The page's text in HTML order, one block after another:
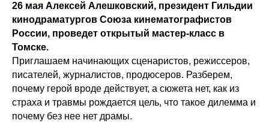
26 мая Алексей Алешковский, президент Гильдии
кинодраматургов Союза кинематографистов
России, проведет открытый мастер-класс в
Томске.
Приглашаем начинающих сценаристов, режиссеров,
писателей, журналистов, продюсеров. Разберем,
почему герой вроде действует, а сюжета нет, как из
страха и травмы рождается цель, что такое дилемма и
почему без нее нет драмы.
Студентам
Расписание
Профбюро ФЖ
Социально-воспитательная работа
Практика и трудоустройство
Образцы документов
Электронная библиотека ТГУ
Moodle